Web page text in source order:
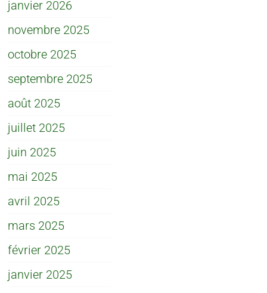
janvier 2026
novembre 2025
octobre 2025
septembre 2025
août 2025
juillet 2025
juin 2025
mai 2025
avril 2025
mars 2025
février 2025
janvier 2025